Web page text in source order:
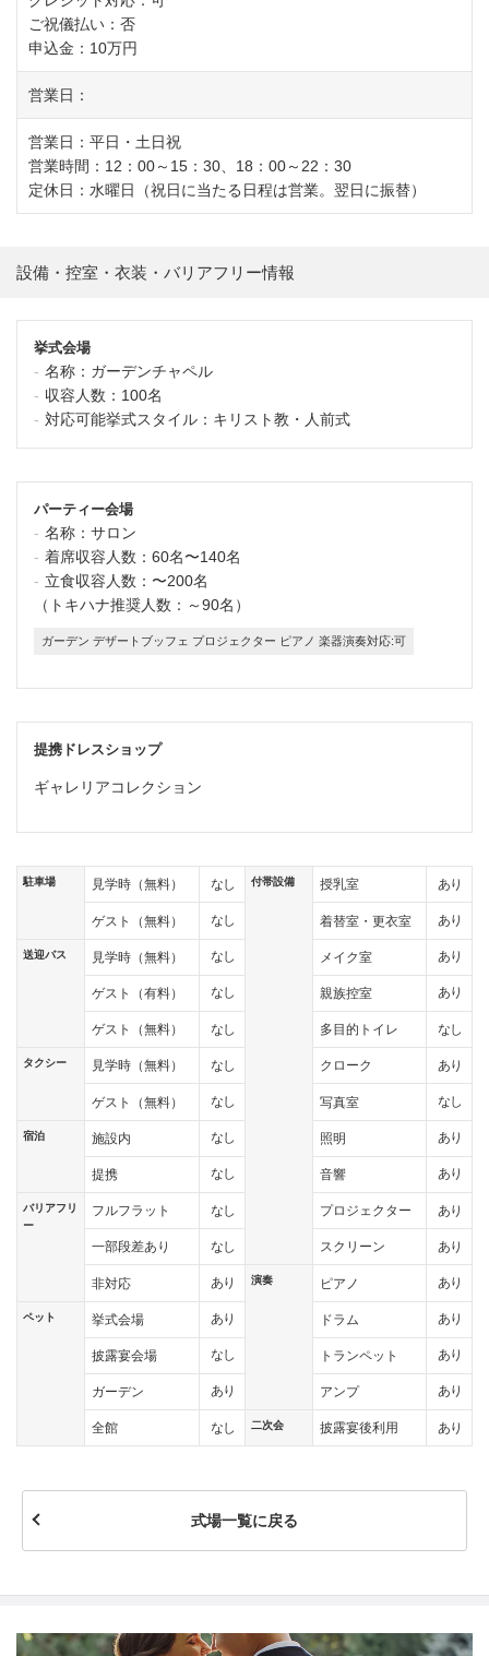
ご祝儀払い：否
申込金：10万円
営業日：
営業日：平日・土日祝
営業時間：12：00～15：30、18：00～22：30
定休日：水曜日（祝日に当たる日程は営業。翌日に振替）
設備・控室・衣装・バリアフリー情報
挙式会場
名称： ガーデンチャペル
収容人数： 100名
対応可能挙式スタイル： キリスト教・人前式
パーティー会場
名称： サロン
着席収容人数： 60名〜140名
立食収容人数： 〜200名
（トキハナ推奨人数：～90名）
ガーデン デザートブッフェ プロジェクター ピアノ 楽器演奏対応:可
提携ドレスショップ
ギャレリアコレクション
駐車場 見学時（無料） なし
ゲスト（無料） なし
送迎バス 見学時（無料） なし
ゲスト（有料） なし
ゲスト（無料） なし
タクシー 見学時（無料） なし
ゲスト（無料） なし
宿泊 施設内 なし
提携 なし
バリアフリ
ー
フルフラット なし
一部段差あり なし
非対応 あり
ペット 挙式会場 あり
披露宴会場 なし
ガーデン あり
全館 なし
付帯設備 授乳室 あり
着替室・更衣室 あり
メイク室 あり
親族控室 あり
多目的トイレ なし
クローク あり
写真室 なし
照明 あり
音響 あり
プロジェクター あり
スクリーン あり
演奏 ピアノ あり
ドラム あり
トランペット あり
アンプ あり
二次会 披露宴後利用 あり
式場一覧に戻る